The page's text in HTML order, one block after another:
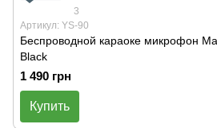
3
Артикул: YS-90
Беспроводной караоке микрофон
Black
1 490 грн
Купить